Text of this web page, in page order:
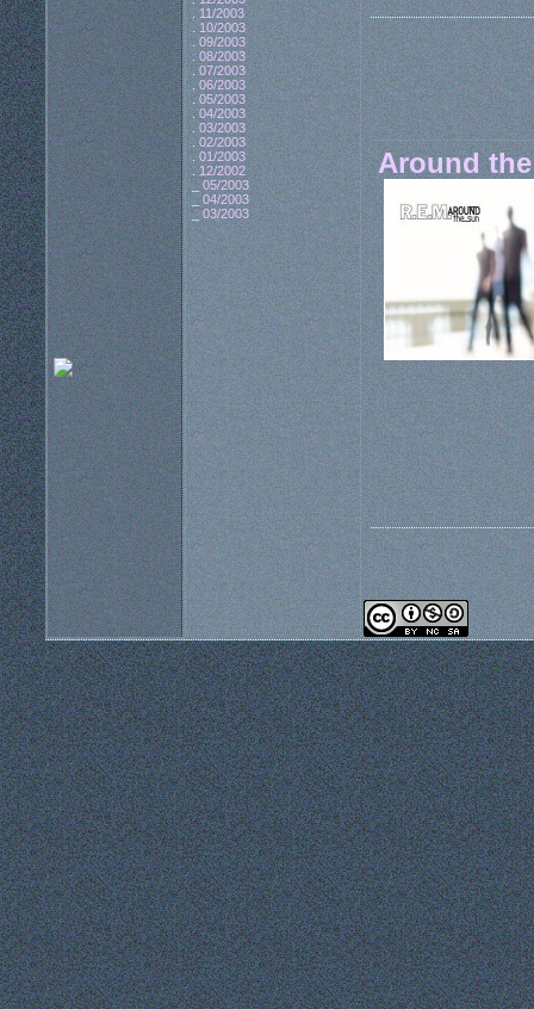
.11/2003
.10/2003
.09/2003
.08/2003
.07/2003
.06/2003
.05/2003
.04/2003
.03/2003
.02/2003
.01/2003
.12/2002
_05/2003
_04/2003
_03/2003
Around